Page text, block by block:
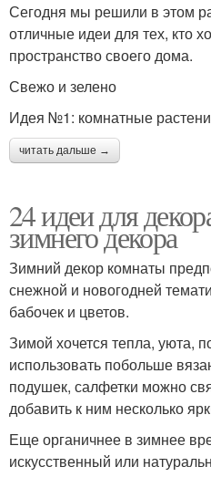
Сегодня мы решили в этом
отличные идеи для тех, кто
пространство своего дома.
Свежо и зелено
Идея №1: комнатные
читать дальше →
24 идеи для
зимнего декора
Зимний декор комнаты
снежной и новогодней
бабочек и цветов.
Зимой хочется тепла, уюта,
использовать побольше
подушек, салфетки можно
добавить к ним несколько
Еще органичнее в зимнее
искусственный или